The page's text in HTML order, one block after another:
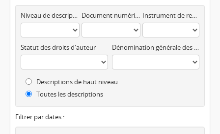
Niveau de description Document numérisé disponible Instrument de recherche
Statut des droits d'auteur Dénomination générale des documents
Descriptions de haut niveau
Toutes les descriptions
Filtrer par dates :